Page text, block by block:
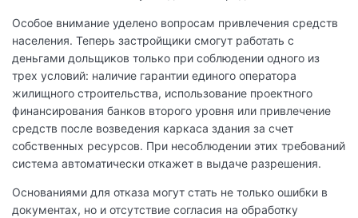
Особое внимание уделено вопросам привлечения средств
населения. Теперь застройщики смогут работать с
деньгами дольщиков только при соблюдении одного из
трех условий: наличие гарантии единого оператора
жилищного строительства, использование проектного
финансирования банков второго уровня или привлечение
средств после возведения каркаса здания за счет
собственных ресурсов. При несоблюдении этих требований
система автоматически откажет в выдаче разрешения.
Основаниями для отказа могут стать не только ошибки в
документах, но и отсутствие согласия на обработку